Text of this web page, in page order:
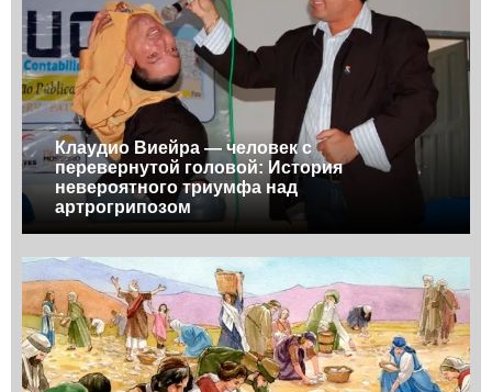
Клаудио Виейра — человек с
перевернутой головой: История
невероятного триумфа над
артрогрипозом